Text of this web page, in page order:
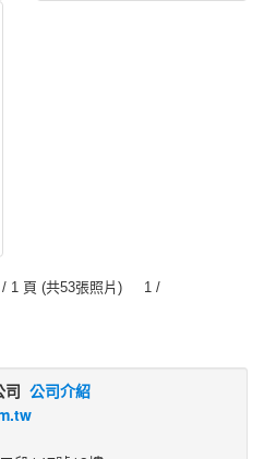
1 頁 (共53張照片) 1 /
司 公司介紹